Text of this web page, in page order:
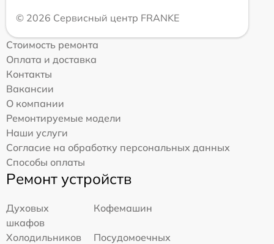
© 2026 Сервисный центр FRANKE
Стоимость ремонта
Оплата и доставка
Контакты
Вакансии
О компании
Ремонтируемые модели
Наши услуги
Согласие на обработку персональных данных
Способы оплаты
Ремонт устройств
Духовых
шкафов
Кофемашин
Холодильников
Посудомоечных